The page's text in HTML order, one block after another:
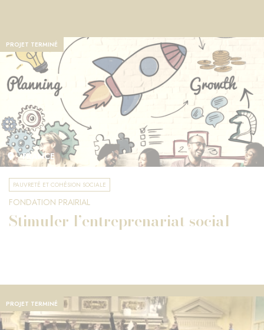
PROJET TERMINÉ
FRANCE
PAUVRETÉ ET COHÉSION SOCIALE
FONDATION PRAIRIAL
Stimuler l’entreprenariat social
PROJET TERMINÉ